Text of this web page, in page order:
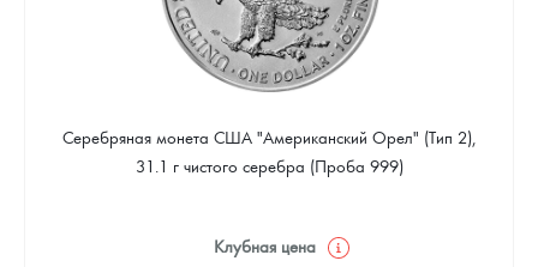
Серебряная монета США "Американский Орел" (Тип 2),
31.1 г чистого серебра (Проба 999)
Клубная цена